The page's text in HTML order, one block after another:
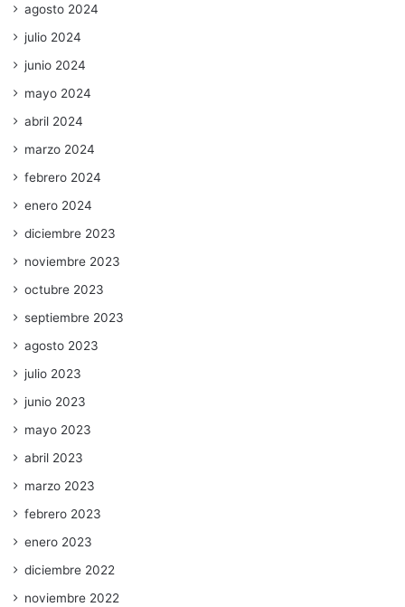
agosto 2024
julio 2024
junio 2024
mayo 2024
abril 2024
marzo 2024
febrero 2024
enero 2024
diciembre 2023
noviembre 2023
octubre 2023
septiembre 2023
agosto 2023
julio 2023
junio 2023
mayo 2023
abril 2023
marzo 2023
febrero 2023
enero 2023
diciembre 2022
noviembre 2022